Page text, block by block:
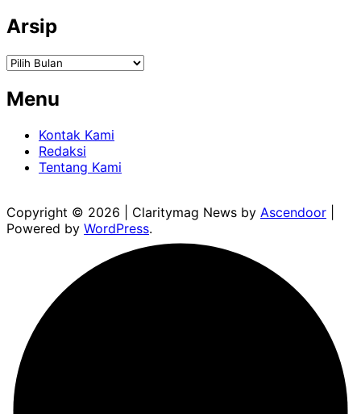
Arsip
Arsip
Menu
Kontak Kami
Redaksi
Tentang Kami
Copyright © 2026 | Claritymag News by Ascendoor
Powered by WordPress.